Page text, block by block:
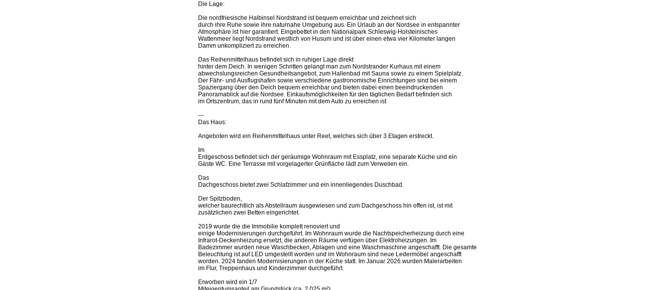
Die Lage:
Die nordfriesische Halbinsel Nordstrand ist bequem erreichbar und zeichnet sich
durch ihre Ruhe sowie ihre naturnahe Umgebung aus. Ein Urlaub an der Nordsee in entspannter
Atmosphäre ist hier garantiert. Eingebettet in den Nationalpark Schleswig-Holsteinisches
Wattenmeer liegt Nordstrand westlich von Husum und ist über einen etwa vier Kilometer langen
Damm unkompliziert zu erreichen.
Das Reihenmittelhaus befindet sich in ruhiger Lage direkt
hinter dem Deich. In wenigen Schritten gelangt man zum Nordstrander Kurhaus mit einem
abwechslungsreichen Gesundheitsangebot, zum Hallenbad mit Sauna sowie zu einem Spielplatz.
Der Fähr- und Ausflugshafen sowie verschiedene gastronomische Einrichtungen sind bei einem
Spaziergang über den Deich bequem erreichbar und bieten dabei einen beeindruckenden
Panoramablick auf die Nordsee. Einkaufsmöglichkeiten für den täglichen Bedarf befinden sich
im Ortszentrum, das in rund fünf Minuten mit dem Auto zu erreichen ist
---
Das Haus:
Angeboten wird ein Reihenmittelhaus unter Reet, welches sich über 3 Etagen erstreckt.
Im
Erdgeschoss befindet sich der geräumige Wohnraum mit Essplatz, eine separate Küche und ein
Gäste WC. Eine Terrasse mit vorgelagerter Grünfläche lädt zum Verweilen ein.
Das
Dachgeschoss bietet zwei Schlafzimmer und ein innenliegendes Duschbad.
Der Spitzboden,
welcher baurechtlich als Abstellraum ausgewiesen und zum Dachgeschoss hin offen ist, ist mit
zusätzlichen zwei Betten eingerichtet.
2019 wurde die die Immobilie komplett renoviert und
einige Modernisierungen durchgeführt. Im Wohnraum wurde die Nachtspeicherheizung durch eine
Infrarot-Deckenheizung ersetzt, die anderen Räume verfügen über Elektroheizungen. Im
Badezimmer wurden neue Waschbecken, Ablagen und eine Waschmaschine angeschafft. Die gesamte
Beleuchtung ist auf LED umgestellt worden und im Wohnraum sind neue Ledermöbel angeschafft
worden. 2024 fanden Modernisierungen in der Küche statt. Im Januar 2026 wurden Malerarbeiten
im Flur, Treppenhaus und Kinderzimmer durchgeführt.
Erworben wird ein 1/7